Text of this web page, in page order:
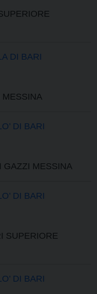
DI BARI
MESSINA
DI BARI
GAZZI MESSINA
DI BARI
SUPERIORE
DI BARI